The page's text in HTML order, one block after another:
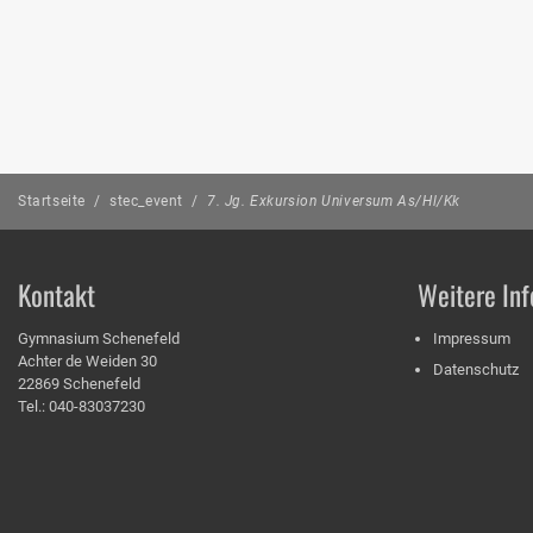
Startseite / stec_event / 7. Jg. Exkursion Universum As/Hl/Kk
Kontakt
Gymnasium Schenefeld
Achter de Weiden 30
22869 Schenefeld
Tel.: 040-83037230
Weitere
Impressum
Datenschutz